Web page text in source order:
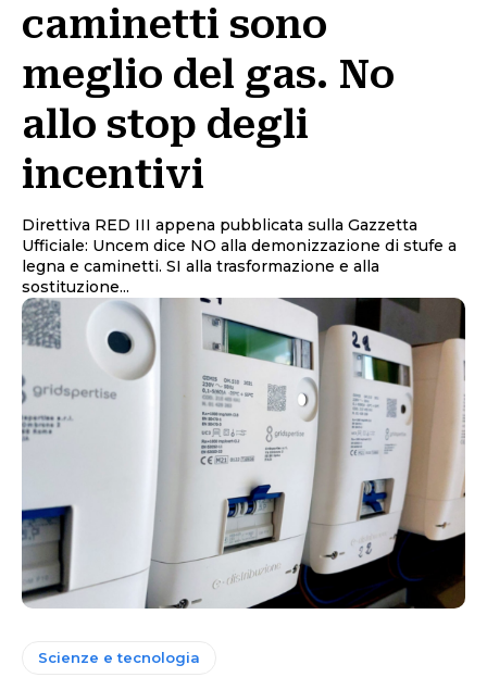
caminetti sono
meglio del gas. No
allo stop degli
incentivi
Direttiva RED III appena pubblicata sulla Gazzetta
Ufficiale: Uncem dice NO alla demonizzazione di stufe a
legna e caminetti. SI alla trasformazione e alla
sostituzione...
Scienze e tecnologia